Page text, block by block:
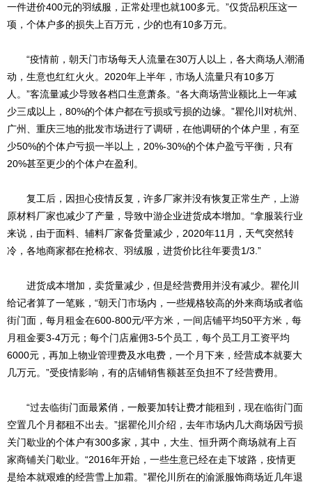
一件进价400元的羽绒服，正常处理也就100多元。”仅货品积压这一
项，个体户多的损失上百万元，少的也有10多万元。
“疫情前，朝天门市场每天人流量在30万人以上，各大商场人潮涌
动，生意也红红火火。2020年上半年，市场人流量只有10多万
人。”客流量减少导致各档口生意萧条。“各大商场营业额比上一年减
少三成以上，80%的个体户都在亏损或亏损的边缘。”瞿伦川对杭州、
广州、重庆三地的批发市场进行了调研，在他调研的个体户里，有至
少50%的个体户亏损一半以上，20%-30%的个体户盈亏平衡，只有
20%甚至更少的个体户在盈利。
复工后，因担心疫情反复，许多厂家并没有恢复正常生产，上游
原材料厂家也减少了产量，导致中游企业进货成本增加。“拿服装行业
来说，由于面料、辅料厂家备货量减少，2020年11月，天气突然转
冷，各地商家都在抢棉衣、羽绒服，进货价比往年要贵1/3.”
进货成本增加，卖货量减少，但是经营费用并没有减少。瞿伦川
给记者算了一笔账，“朝天门市场内，一些规格较高的外来商场或者临
街门面，每月租金在600-800元/平方米，一间店铺平均50平方米，每
月租金要3-4万元；每个门店雇佣3-5个员工，每个员工月工资平均
6000元，再加上物业管理费及水电费，一个月下来，经营成本就要大
几万元。”受疫情影响，有的店铺销售额甚至负担不了经营费用。
“过去临街门面最紧俏，一般要加转让费才能租到，现在临街门面
空置几个月都租不出去。”据瞿伦川介绍，去年市场内几大商场因亏损
关门歇业的个体户有300多家，其中，大生、恒升两个商场就有上百
家商铺关门歇业。“2016年开始，一些生意已经在走下坡路，疫情更
是给本就艰难的经营雪上加霜。”瞿伦川所在的渝派服饰商场近几年退